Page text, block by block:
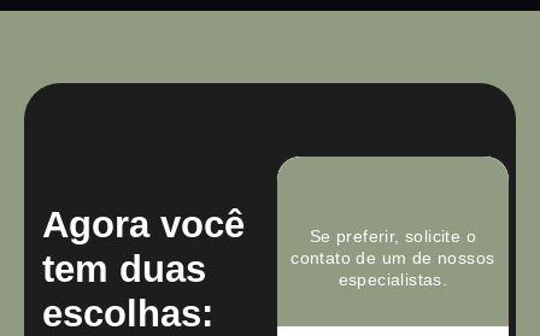
Agora você
tem duas
escolhas:
Se preferir, solicite o
contato de um de nossos
especialistas.